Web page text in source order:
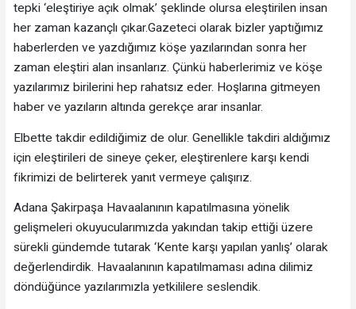
tepki ‘eleştiriye açık olmak’ şeklinde olursa eleştirilen insan
her zaman kazançlı çıkar.Gazeteci olarak bizler yaptığımız
haberlerden ve yazdığımız köşe yazılarından sonra her
zaman eleştiri alan insanlarız. Çünkü haberlerimiz ve köşe
yazılarımız birilerini hep rahatsız eder. Hoşlarına gitmeyen
haber ve yazıların altında gerekçe arar insanlar.
Elbette takdir edildiğimiz de olur. Genellikle takdiri aldığımız
için eleştirileri de sineye çeker, eleştirenlere karşı kendi
fikrimizi de belirterek yanıt vermeye çalışırız.
Adana Şakirpaşa Havaalanının kapatılmasına yönelik
gelişmeleri okuyucularımızda yakından takip ettiği üzere
sürekli gündemde tutarak ‘Kente karşı yapılan yanlış’ olarak
değerlendirdik. Havaalanının kapatılmaması adına dilimiz
döndüğünce yazılarımızla yetkililere seslendik.